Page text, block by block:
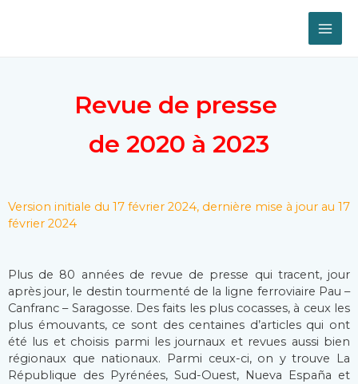
Revue de presse
de 2020 à 2023
Version initiale du 17 février 2024, dernière mise à jour au 17
février 2024
Plus de 80 années de revue de presse qui tracent, jour
après jour, le destin tourmenté de la ligne ferroviaire Pau –
Canfranc – Saragosse. Des faits les plus cocasses, à ceux les
plus émouvants, ce sont des centaines d’articles qui ont
été lus et choisis parmi les journaux et revues aussi bien
régionaux que nationaux. Parmi ceux-ci, on y trouve La
République des Pyrénées, Sud-Ouest, Nueva España et